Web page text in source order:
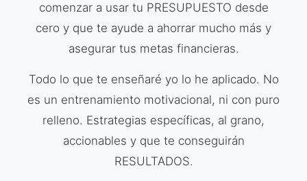
comenzar a usar tu PRESUPUESTO desde
cero y que te ayude a ahorrar mucho más y
asegurar tus metas financieras.
Todo lo que te enseñaré yo lo he aplicado. No
es un entrenamiento motivacional, ni con puro
relleno. Estrategias específicas, al grano,
accionables y que te conseguirán
RESULTADOS.